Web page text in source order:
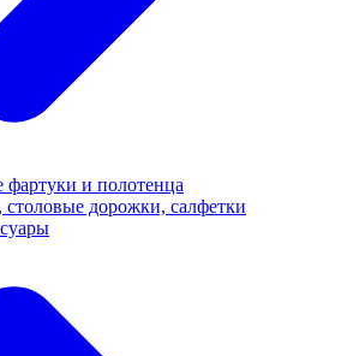
фартуки и полотенца
столовые дорожки, салфетки